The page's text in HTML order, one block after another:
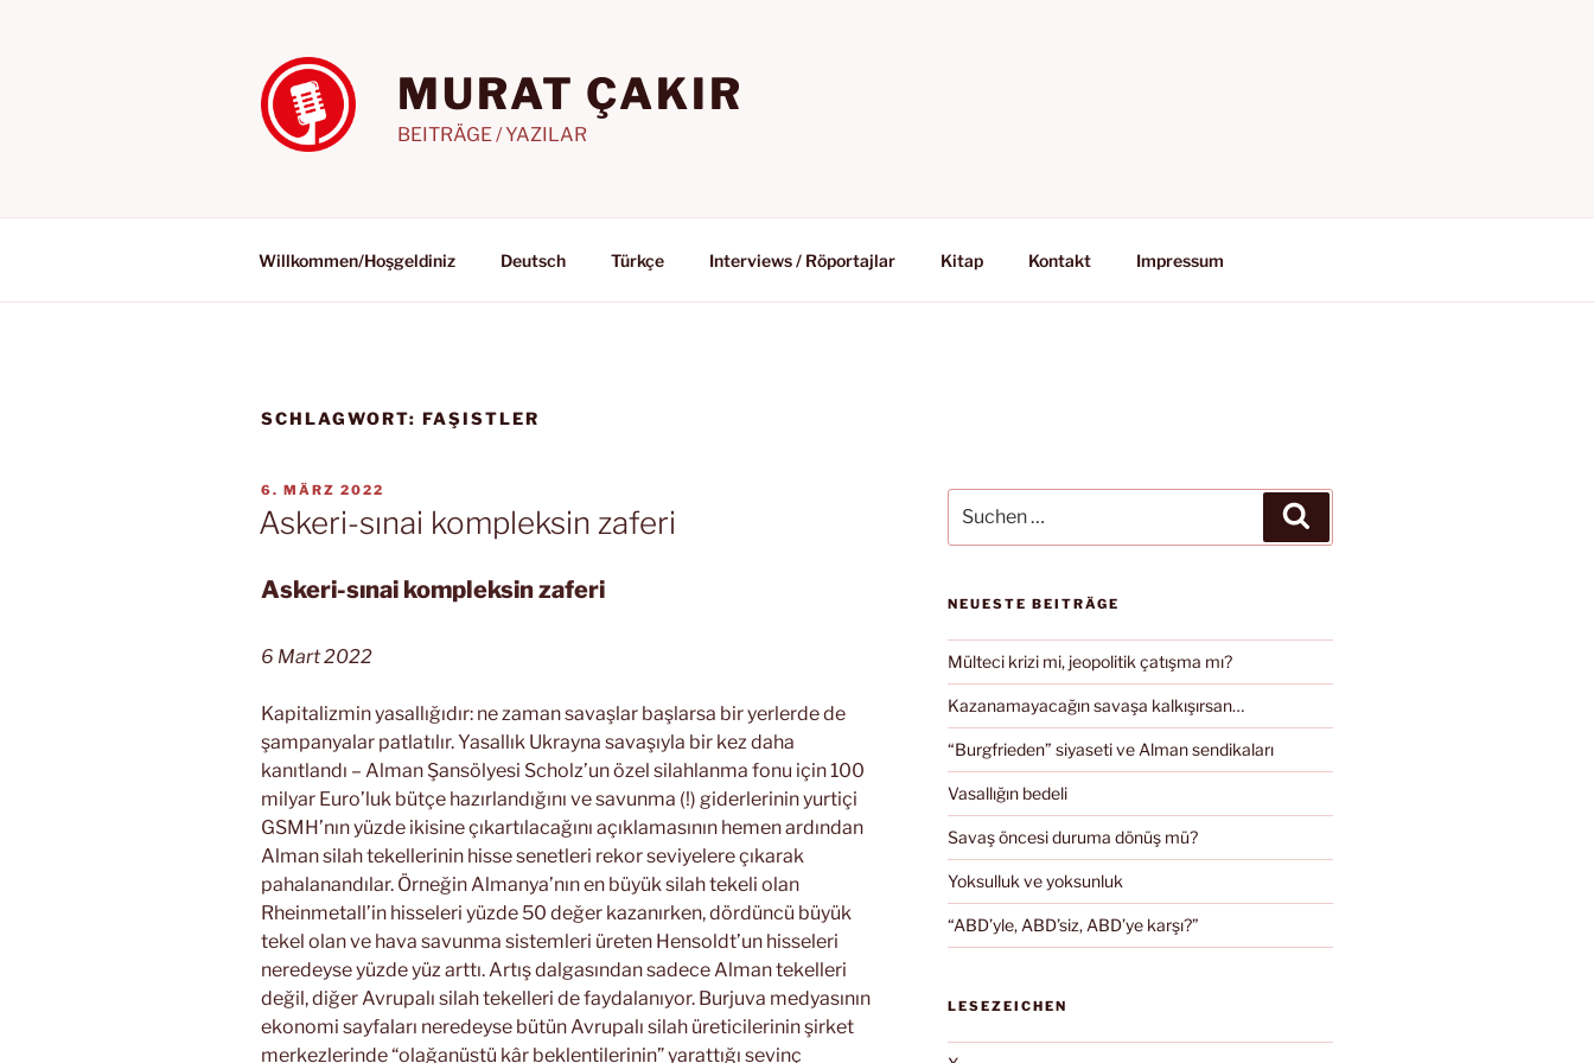
MURAT ÇAKIR
BEITRÄGE / YAZILAR
Willkommen/Hoşgeldiniz Deutsch Türkçe Interviews / Röportajlar Kitap Kontakt Impressum
SCHLAGWORT: FAŞISTLER
VERÖFFENTLICHT
AM
6. MÄRZ 2022
Askeri-sınai kompleksin zaferi
Askeri-sınai kompleksin zaferi
6 Mart 2022
Kapitalizmin yasallığıdır: ne zaman savaşlar başlarsa bir yerlerde de
şampanyalar patlatılır. Yasallık Ukrayna savaşıyla bir kez daha
kanıtlandı – Alman Şansölyesi Scholz’un özel silahlanma fonu için 100
milyar Euro’luk bütçe hazırlandığını ve savunma (!) giderlerinin yurtiçi
GSMH’nın yüzde ikisine çıkartılacağını açıklamasının hemen ardından
Alman silah tekellerinin hisse senetleri rekor seviyelere çıkarak
pahalanandılar. Örneğin Almanya’nın en büyük silah tekeli olan
Rheinmetall’in hisseleri yüzde 50 değer kazanırken, dördüncü büyük
tekel olan ve hava savunma sistemleri üreten Hensoldt’un hisseleri
neredeyse yüzde yüz arttı. Artış dalgasından sadece Alman tekelleri
değil, diğer Avrupalı silah tekelleri de faydalanıyor. Burjuva medyasının
ekonomi sayfaları neredeyse bütün Avrupalı silah üreticilerinin şirket
merkezlerinde “olağanüstü kâr beklentilerinin” yarattığı sevinç
nach:
NEUESTE BEITRÄGE
Mülteci krizi mi, jeopolitik çatışma mı?
Kazanamayacağın savaşa kalkışırsan…
“Burgfrieden” siyaseti ve Alman sendikaları
Vasallığın bedeli
Savaş öncesi duruma dönüş mü?
Yoksulluk ve yoksunluk
“ABD’yle, ABD’siz, ABD’ye karşı?”
LESEZEICHEN